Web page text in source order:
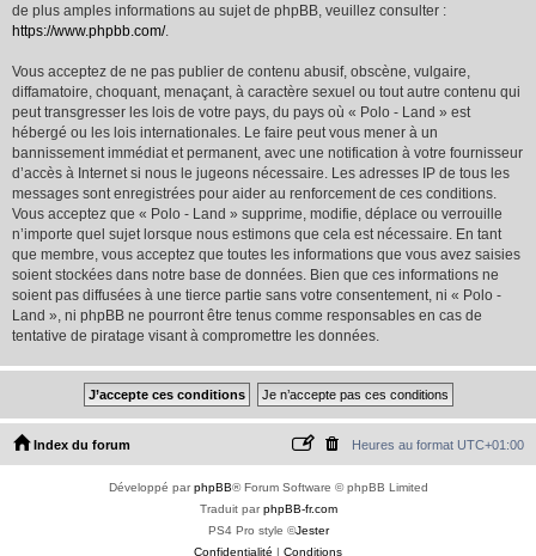
de plus amples informations au sujet de phpBB, veuillez consulter :
https://www.phpbb.com/.
Vous acceptez de ne pas publier de contenu abusif, obscène, vulgaire,
diffamatoire, choquant, menaçant, à caractère sexuel ou tout autre contenu qui
peut transgresser les lois de votre pays, du pays où « Polo - Land » est
hébergé ou les lois internationales. Le faire peut vous mener à un
bannissement immédiat et permanent, avec une notification à votre fournisseur
d’accès à Internet si nous le jugeons nécessaire. Les adresses IP de tous les
messages sont enregistrées pour aider au renforcement de ces conditions.
Vous acceptez que « Polo - Land » supprime, modifie, déplace ou verrouille
n’importe quel sujet lorsque nous estimons que cela est nécessaire. En tant
que membre, vous acceptez que toutes les informations que vous avez saisies
soient stockées dans notre base de données. Bien que ces informations ne
soient pas diffusées à une tierce partie sans votre consentement, ni « Polo -
Land », ni phpBB ne pourront être tenus comme responsables en cas de
tentative de piratage visant à compromettre les données.
Index du forum Heures au format UTC+01:00
Développé parphpBB® Forum Software © phpBB Limited
Traduit parphpBB-fr.com
PS4 Pro style ©Jester
Confidentialité | Conditions